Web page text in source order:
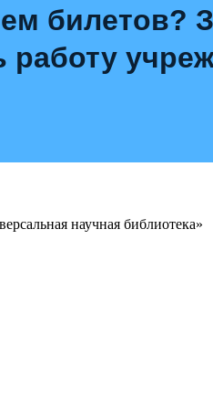
билетов?
работу
научная библиотека»